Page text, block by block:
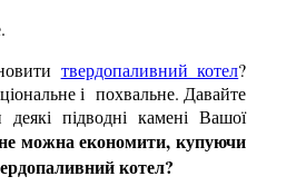
твердопаливний котел?
і похвальне. Давайте
підводні камені Вашої
можна економити, купуючи
котел?